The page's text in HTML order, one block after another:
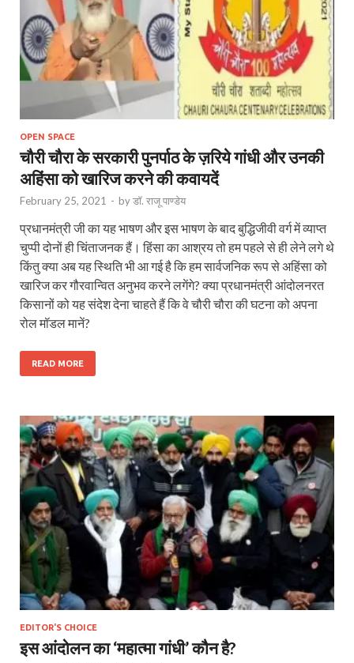
OPEN SPACE
चौरी चौरा के सरकारी पुनर्पाठ के ज़रिये गांधी और उनकी
अहिंसा को खारिज करने की कवायदें
February 25, 2021 - byडॉ. राजू पाण्डेय
प्रधानमंत्री जी का यह भाषण और इस भाषण के बाद बुद्धिजीवी वर्ग में व्याप्त
चुप्पी दोनों ही चिंताजनक हैं। हिंसा का आश्रय तो हम पहले से ही लेने लगे थे
किंतु क्या अब यह स्थिति भी आ गई है कि हम सार्वजनिक रूप से अहिंसा को
खारिज कर गौरवान्वित अनुभव करने लगेंगे? क्या प्रधानमंत्री आंदोलनरत
किसानों को यह संदेश देना चाहते हैं कि वे चौरी चौरा की घटना को अपना
रोल मॉडल मानें?
READ MORE
EDITOR'S CHOICE
इस आंदोलन का ‘महात्मा गांधी’ कौन है?